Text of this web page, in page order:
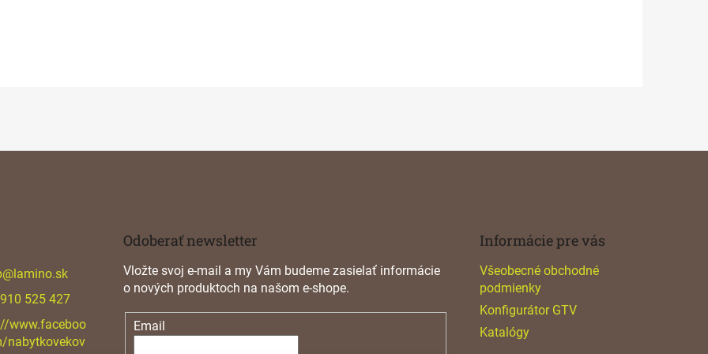
@ lamino.sk
525 427
www.faceboo
nabytkovekov
Odoberať newsletter
Vložte svoj e-mail a my Vám budeme zasielať informácie
o nových produktoch na našom e-shope.
Email
Informácie pre vás
Všeobecné obchodné
podmienky
Konfigurátor GTV
Katalógy